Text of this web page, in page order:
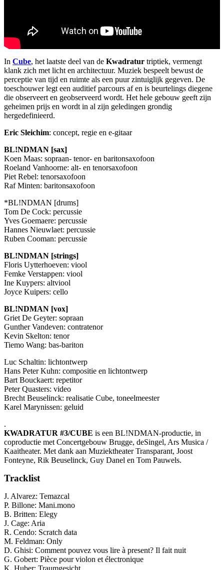
In Cube, het laatste deel van de Kwadratur triptiek, vermengt
klank zich met licht en architectuur. Muziek bespeelt bewust de
perceptie van tijd en ruimte als een puur zintuiglijk gegeven. De
toeschouwer legt een auditief parcours af en is beurtelings diegene
die observeert en geobserveerd wordt. Het hele gebouw geeft zijn
geheimen prijs en wordt in al zijn geledingen grondig
hergedefinieerd.
Eric Sleichim: concept, regie en e-gitaar
BL!NDMAN [sax]
Koen Maas: sopraan- tenor- en baritonsaxofoon
Roeland Vanhoorne: alt- en tenorsaxofoon
Piet Rebel: tenorsaxofoon
Raf Minten: baritonsaxofoon
*BL!NDMAN [drums]
Tom De Cock: percussie
Yves Goemaere: percussie
Hannes Nieuwlaet: percussie
Ruben Cooman: percussie
BL!NDMAN [strings]
Floris Uytterhoeven: viool
Femke Verstappen: viool
Ine Kuypers: altviool
Joyce Kuipers: cello
BL!NDMAN [vox]
Griet De Geyter: sopraan
Gunther Vandeven: contratenor
Kevin Skelton: tenor
Tiemo Wang: bas-bariton
Luc Schaltin: lichtontwerp
Hans Peter Kuhn: compositie en lichtontwerp
Bart Bouckaert: repetitor
Peter Quasters: video
Brecht Beuselinck: realisatie Cube, toneelmeester
Karel Marynissen: geluid
.
KWADRATUR #3/CUBE is een BL!NDMAN-productie, in
coproductie met Concertgebouw Brugge, deSingel, Ars Musica /
Kaaitheater. Met dank aan Muziektheater Transparant, Joost
Fonteyne, Rik Beuselinck, Guy Danel en Tom Pauwels.
Tracklist
J. Alvarez: Temazcal
P. Billone: Mani.mono
B. Britten: Elegy
J. Cage: Aria
R. Cendo: Scratch data
M. Feldman: Only
D. Ghisi: Comment pouvez vous lire à present? Il fait nuit
G. Gobert: Pièce pour violon et électronique